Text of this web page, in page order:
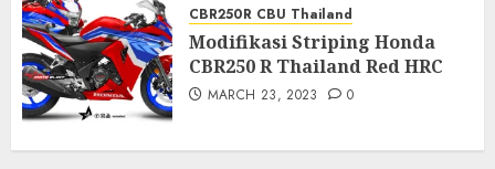
CBR250R CBU Thailand
Modifikasi Striping Honda
CBR250 R Thailand Red HRC
MARCH 23, 2023 0